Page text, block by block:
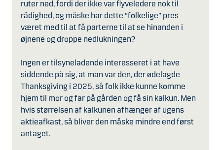
ruter ned, fordi der ikke var flyveledere nok til
rådighed, og måske har dette ”folkelige” pres
været med til at få parterne til at se hinanden i
øjnene og droppe nedlukningen?
Ingen er tilsyneladende interesseret i at have
siddende på sig, at man var den, der ødelagde
Thanksgiving i 2025, så folk ikke kunne komme
hjem til mor og far på gården og få sin kalkun. Men
hvis størrelsen af kalkunen afhænger af ugens
aktieafkast, så bliver den måske mindre end først
antaget.